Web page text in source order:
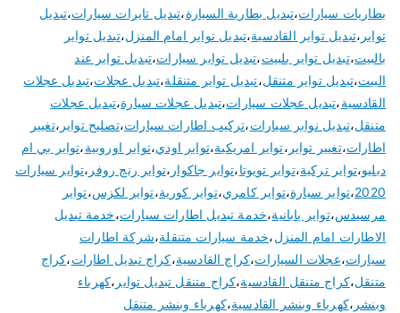
بطاريات سيارات،تبديل بطارية السيارة،تبديل تايرات سيارات،تبديل
تواير ،تبديل تواير القادسية،تبديل تواير امام المنزل،تبديل تواير
بالبيت،تبديل تواير بلبيت،تبديل تواير سيارات،تبديل تواير عند
البيت،تبديل تواير متنقل،تبديل تواير متنقلة،تبديل عجلات،تبديل عجلات
القادسية،تبديل عجلات سيارات،تبديل عجلات سيارة،تبديل عجلات
متنقل،تبديل نوابر سيارات،تركيب اطارات سيارات،تصليح تواير ،تغيير
اطارات،تغيير تواير ،تواير امريكية،تواير اودي،تواير اوروبية،تواير بي ام
دبليو،تواير تركية،تواير تويوتا،تواير جاكوار ،تواير رنج روفر ،تواير سيارات
2020،تواير سيارة،تواير كامري،تواير كورية،تواير لكزس،تواير
مرسيدس،تواير يابانية،خدمة تبديل اطارات سيارات،خدمة تبديل
الاطارات امام المنزل،خدمة سيارات متنقلة،شركة اطارات
سيارات،عجلات السيارات،كراج القادسية،كراج تبديل اطارات،كراج
متنقل،كراج متنقل القادسية،كراج متنقل تبديل تواير ،كهرباء
وبنشر ،كهرباء وبنشر القادسية،كهرباء وبنشر متنقل